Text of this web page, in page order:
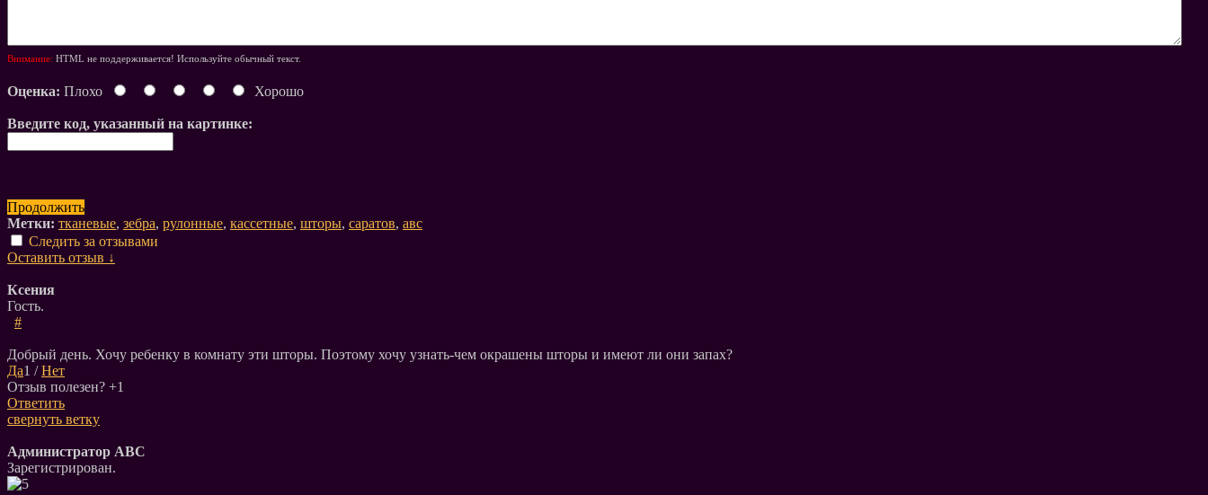
Внимание: HTML не поддерживается! Используйте обычный текст.
Оценка: Плохо Хорошо
Введите код, указанный на картинке:
Продолжить
Метки: тканевые, зебра, рулонные, кассетные, шторы, саратов, авс
Следить за отзывами
Оставить отзыв ↓
Ксения
Гость.
#
Добрый день. Хочу ребенку в комнату эти шторы. Поэтому хочу узнать-чем окрашены шторы и имеют ли они запах?
Да1 /Нет
Отзыв полезен? +1
Ответить
свернуть ветку
Администратор АВС
Зарегистрирован.